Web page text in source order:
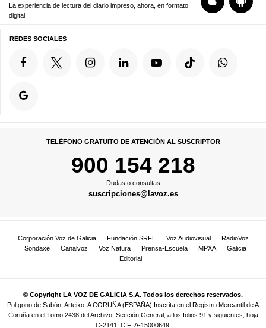
La experiencia de lectura del diario impreso, ahora, en formato
digital
REDES SOCIALES
TELÉFONO GRATUITO DE ATENCIÓN AL SUSCRIPTOR
900 154 218
Dudas o consultas
suscripciones@lavoz.es
Corporación Voz de Galicia Fundación SRFL Voz Audiovisual
RadioVoz
Sondaxe
Canalvoz Voz Natura Prensa-Escuela MPXA
Galicia
Editorial
© Copyright LA VOZ DE GALICIA S.A. Todos los derechos reservados.
Polígono de Sabón, Arteixo, A CORUÑA (ESPAÑA) Inscrita en el Registro Mercantil de A
Coruña en el Tomo 2438 del Archivo, Sección General, a los folios 91 y siguientes, hoja
C-2141. CIF: A-15000649.